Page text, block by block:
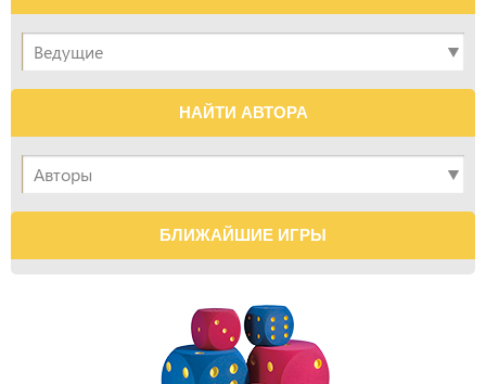
НАЙТИ АВТОРА
БЛИЖАЙШИЕ ИГРЫ